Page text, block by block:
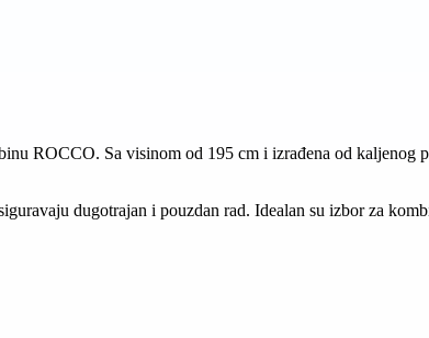
ROCCO. Sa visinom od 195 cm i izrađena od kaljenog
dugotrajan i pouzdan rad. Idealan su izbor za